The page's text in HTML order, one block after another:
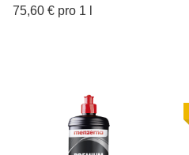
75,60 € pro 1 l